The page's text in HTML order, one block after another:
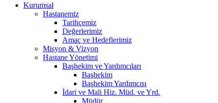
Kurumsal
Hastanemiz
Tarihçemiz
Değerlerimiz
Amaç ve Hedeflerimiz
Misyon & Vizyon
Hastane Yönetimi
Başhekim ve Yardımcıları
Başhekim
Başhekim Yardımcısı
İdari ve Mali Hiz. Müd. ve Yrd.
Müdür